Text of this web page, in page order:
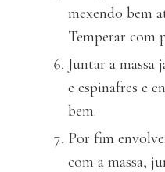
mexendo bem
Temperar com
Juntar a massa
e espinafres e
bem.
Por fim
com a massa,